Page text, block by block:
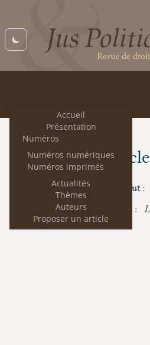
Accueil
Présentation
Numéros
Numéros numériques
Numéros imprimés
Actualités
Thèmes
Auteurs
Proposer un article
Les
Édouard Dubout :
Aimé Dounian :